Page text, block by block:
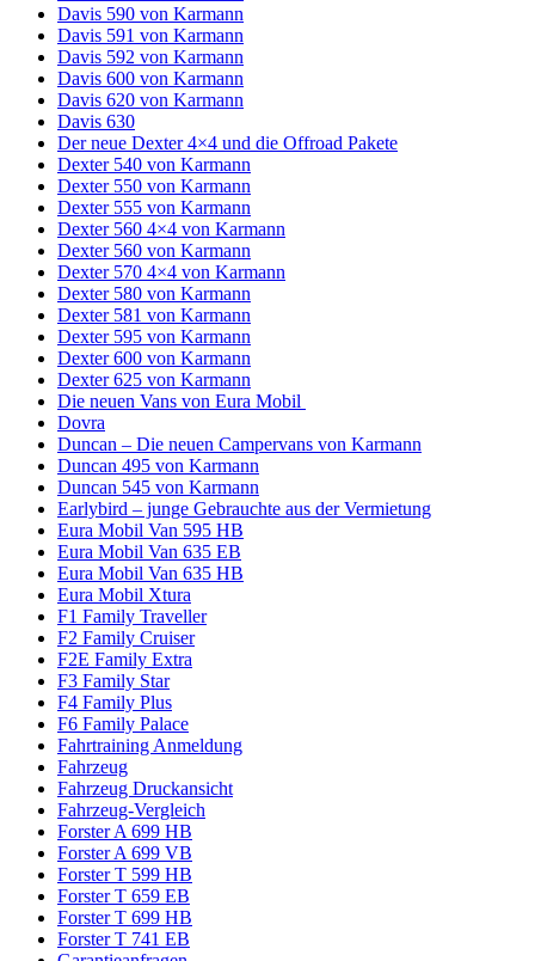
Davis 590 von Karmann
Davis 591 von Karmann
Davis 592 von Karmann
Davis 600 von Karmann
Davis 620 von Karmann
Davis 630
Der neue Dexter 4×4 und die Offroad Pakete
Dexter 540 von Karmann
Dexter 550 von Karmann
Dexter 555 von Karmann
Dexter 560 4×4 von Karmann
Dexter 560 von Karmann
Dexter 570 4×4 von Karmann
Dexter 580 von Karmann
Dexter 581 von Karmann
Dexter 595 von Karmann
Dexter 600 von Karmann
Dexter 625 von Karmann
Die neuen Vans von Eura Mobil
Dovra
Duncan – Die neuen Campervans von Karmann
Duncan 495 von Karmann
Duncan 545 von Karmann
Earlybird – junge Gebrauchte aus der Vermietung
Eura Mobil Van 595 HB
Eura Mobil Van 635 EB
Eura Mobil Van 635 HB
Eura Mobil Xtura
F1 Family Traveller
F2 Family Cruiser
F2E Family Extra
F3 Family Star
F4 Family Plus
F6 Family Palace
Fahrtraining Anmeldung
Fahrzeug
Fahrzeug Druckansicht
Fahrzeug-Vergleich
Forster A 699 HB
Forster A 699 VB
Forster T 599 HB
Forster T 659 EB
Forster T 699 HB
Forster T 741 EB